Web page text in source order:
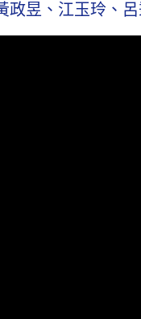
政昱、江玉玲、